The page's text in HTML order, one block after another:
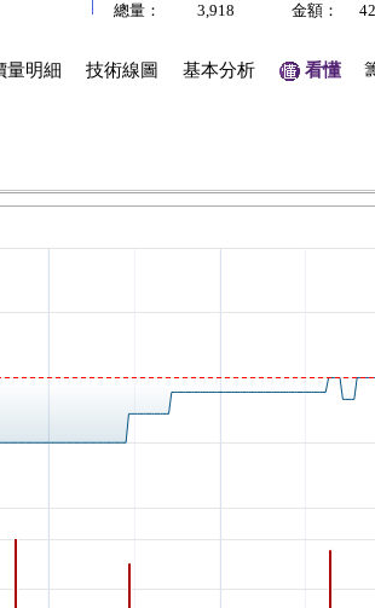
總量：
3,918 金額：
量明細 技術線圖 基本分析 看懂